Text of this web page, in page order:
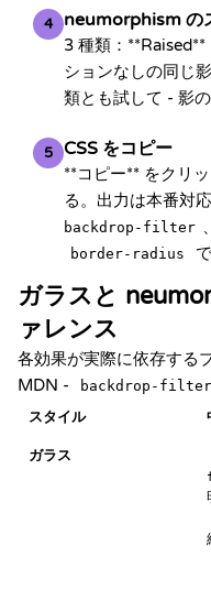
4 neumorphism の
3 種類：
ションなしの同じ
類とも試して - 影
5 CSS をコピー
**コピー** をクリ
る。出力は本番対
backdrop-filter
border-radius
ガラスと
ァレンス
各効果が実際に依存する
MDN -
backdrop-filter
スタイル
ガラス